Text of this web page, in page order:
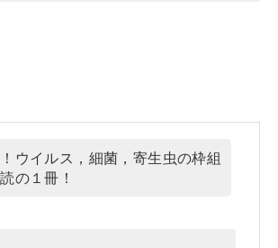
ウイルス，細菌，寄生虫の枠組
の１冊！